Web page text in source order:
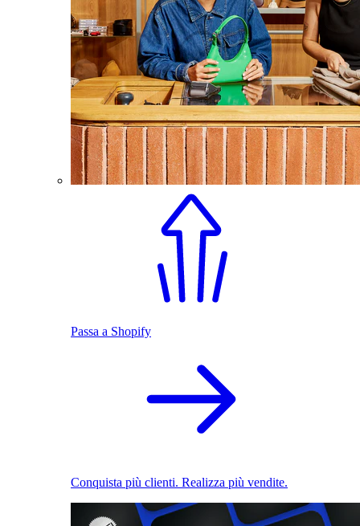
Passa a Shopify
Conquista più clienti. Realizza più vendite.